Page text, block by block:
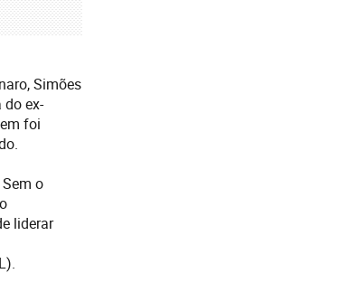
Simões
do ex-
foi
o
liderar